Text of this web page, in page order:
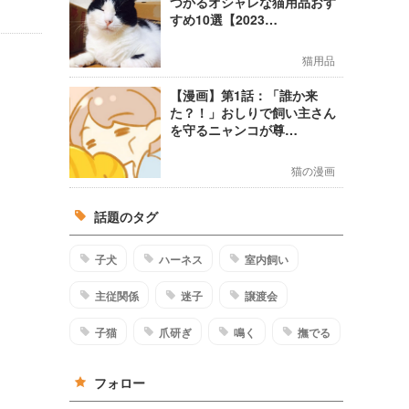
すめ10選【2023…
猫用品
【漫画】第1話：「誰か来
た？！」おしりで飼い主さん
を守るニャンコが尊…
猫の漫画
話題のタグ
子犬 ハーネス 室内飼い
主従関係 迷子 譲渡会
子猫 爪研ぎ 鳴く 撫でる
フォロー